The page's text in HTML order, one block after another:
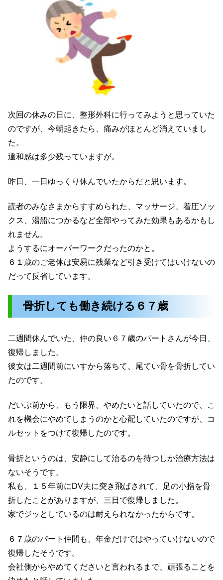
次回の休みの日に、整形外科に行ってみようと思っていた
のですが、今朝起きたら、痛みがほとんど消えていまし
た。
違和感は多少残っていますが。
昨日、一日ゆっくり休んでいたからだと思います。
読者のみなさまからすすめられた、マッサージ、着圧ソッ
クス、湯船につかるなど全部やってみた効果もあるかもし
れません。
ようするにオーバーワークだったのかと。
６１歳のご老体は安易に残業など引き受けてはいけないの
だって反省しています。
骨折しても働き続ける６７歳
二週間休んでいた、仲の良い６７歳のパートさんが今日、
復帰しました。
彼女は二週間前にいすから落ちて、尾てい骨を骨折してい
たのです。
だいぶ前から、もう限界、やめたいと話していたので、こ
れを機会にやめてしまうのかと心配していたのですが、コ
ルセットをつけて復帰したのです。
骨折というのは、安静にして治るのを待つしか治療方法は
ないそうです。
私も、１５年前にDV夫に突き飛ばされて、足の小指を骨
折したことがありますが、三日で復帰しました。
家でジッとしているのは耐えられなかったからです。
６７歳のパート仲間も、年金だけではやっていけないので
復帰したそうです。
会社側からやめてくださいと言われるまで、頑張ることを